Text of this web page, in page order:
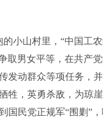
小山村里，“中国工
取男女平等，在共产
发动群众等项任务，
牲，英勇杀敌，为琼
民党正规军“围剿”，